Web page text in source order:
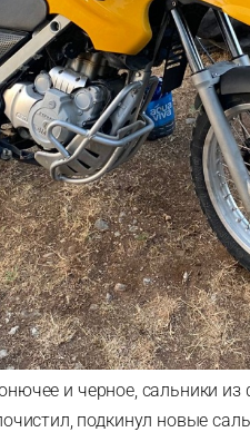
и черное, сальники
подкинул новые